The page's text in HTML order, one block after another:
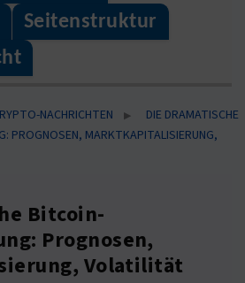
Seitenstruktur
NACHRICHTEN ▶
DIE DRAMATISCHE
PROGNOSEN, MARKTKAPITALISIERUNG,
Bitcoin-
Prognosen,
Volatilität